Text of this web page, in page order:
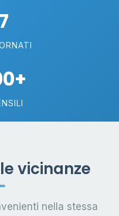
vicinanze
nella stessa